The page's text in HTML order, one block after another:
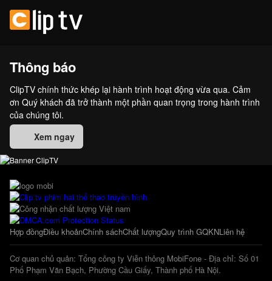
Thông báo
ClipTV chính thức khép lại hành trình hoạt động vừa qua. Cảm
ơn Quý khách đã trở thành một phần quan trọng trong hành trình
của chúng tôi.
Xem ngay
Hợp đồngĐiều khoảnChính sáchChất lượngQuy trình GQKNLiên hệ
Cơ quan chủ quản: Tổng công ty Viễn thông MobiFone - Địa chỉ: Số 01
Phố Phạm Văn Bạch, Phường Cầu Giấy, Thành phố Hà Nội.